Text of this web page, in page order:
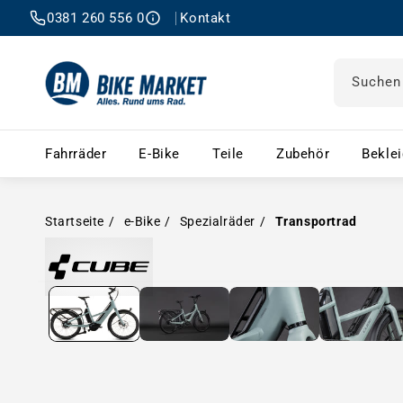
0381 260 556 0 Kontakt
Suchen
Fahrräder Fahrräder – Menü öffnen
E-Bike E-Bike – Menü öffnen
Teile Teile – Menü öffnen
Zubehör Zubehör
Startseite e-Bike Spezialräder Transportrad
Medien in Modal öffnen